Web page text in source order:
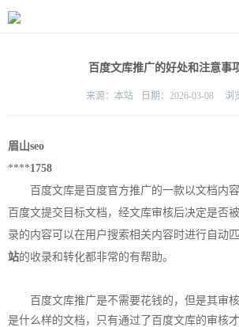
百度文库推广的好处和注意事
来源： 本站 日期： 2026-03-08 浏
眉山seo
****1758
百度文库是百度官方推广的一款以文档内容
百度文提交目标文档，经文库审核后决定是否
录的内容可以在用户搜索相关内容时进行自动
站的收录和转化都非常的有帮助。
百度文库推广是不需要花钱的，但是其审核
是什么样的文档，只有通过了百度文库的审核